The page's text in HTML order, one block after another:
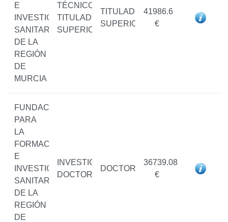
E
INVESTIGACIÓN
SANITARIAS
DE LA
REGIÓN
DE
MURCIA
TÉCNICO/A
TITULADO/A
SUPERIOR
TITULADO/A
SUPERIOR
41986.6
€
FUNDACIÓN
PARA
LA
FORMACIÓN
E
INVESTIGACIÓN
SANITARIAS
DE LA
REGIÓN
DE
INVESTIGADOR/A
DOCTOR/A
DOCTOR/A
36739.08
€